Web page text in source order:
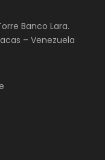
Banco Lara.
– Venezuela